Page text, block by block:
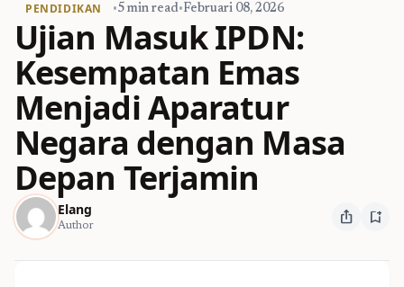
PENDIDIKAN •5 min read•Februari 08, 2026
Ujian Masuk IPDN:
Kesempatan Emas
Menjadi Aparatur
Negara dengan Masa
Depan Terjamin
Elang
Author ios_share bookmark_add